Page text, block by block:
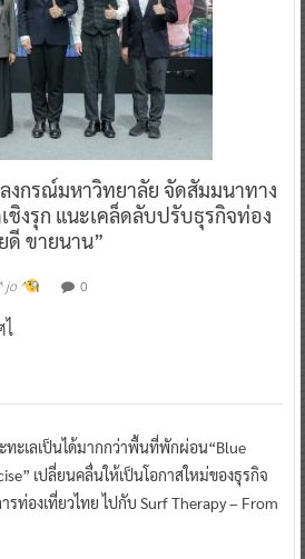
กรณ์มหาวิทยาลัย จัดสัมมนาทาง
ชิงรุก แนะเคล็ดลับปรับธุรกิจท่อง
ดี ขายนาน”
jo ^ 0
ไ
ทะเลเป็นได้มากกว่าพื้นที่พักผ่อน“Blue
เปลี่ยนคลื่นให้เป็นโอกาสใหม่ของธุรกิจ
รท่องเที่ยวไทย ไปกับ Surf Therapy – From